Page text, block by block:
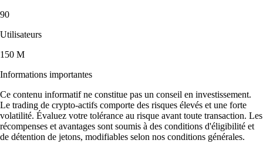
90
Utilisateurs
150 M
Informations importantes
Ce contenu informatif ne constitue pas un conseil en investissement.
Le trading de crypto-actifs comporte des risques élevés et une forte
volatilité. Évaluez votre tolérance au risque avant toute transaction. Les
récompenses et avantages sont soumis à des conditions d'éligibilité et
de détention de jetons, modifiables selon nos conditions générales.